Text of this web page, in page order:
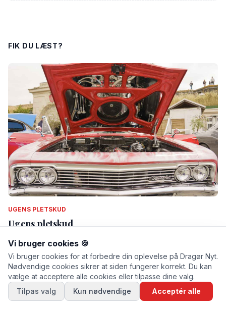
FIK DU LÆST?
UGENS PLETSKUD
Ugens pletskud
Vi bruger cookies 🍪
Vi bruger cookies for at forbedre din oplevelse på Dragør Nyt.
Nødvendige cookies sikrer at siden fungerer korrekt. Du kan
vælge at acceptere alle cookies eller tilpasse dine valg.
Tilpas valg
Kun nødvendige Acceptér alle